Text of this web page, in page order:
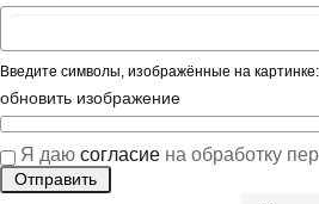
Введите символы, изображённые на картинке:
обновить изображение
Я даю согласие на обработку